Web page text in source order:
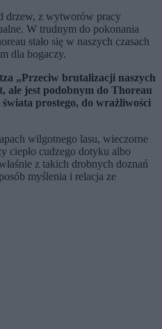
drzew, z wytworów pracy
W trudnym do pokonania
stało się w naszych czasach
dla bogaczy.
„Przeciw brutalizacji naszych
ale jest podobnym do Thoreau
prostego, do wrażliwości
wilgotnego lasu, wieczorne
ciepło cudzego dotyku albo
z takich drobnych doznań
myślenia i relacja ze